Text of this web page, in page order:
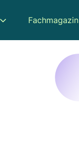
Fachmagazin